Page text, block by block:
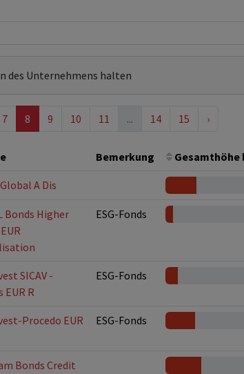
des Unternehmens halten
7 8 9 10 11 ... 14 15 ›
Bemerkung
A Dis
Bonds Higher
ESG-Fonds
SICAV -
EUR R
ESG-Fonds
Procedo EUR
ESG-Fonds
Bonds Credit